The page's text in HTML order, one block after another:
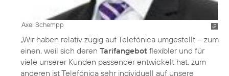
Axel Schempp
„Wir haben relativ zügig auf Telefónica umgestellt – zum
einen, weil sich deren Tarifangebot flexibler und für
viele unserer Kunden passender entwickelt hat, zum
anderen ist Telefónica sehr individuell auf unsere